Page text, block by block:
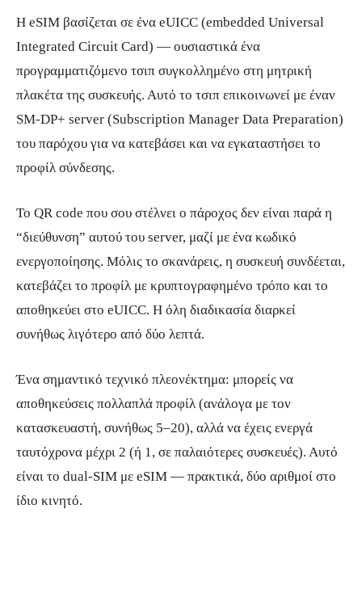
Η eSIM βασίζεται σε ένα eUICC (embedded Universal
Integrated Circuit Card) — ουσιαστικά ένα
προγραμματιζόμενο τσιπ συγκολλημένο στη μητρική
πλακέτα της συσκευής. Αυτό το τσιπ επικοινωνεί με έναν
SM-DP+ server (Subscription Manager Data Preparation)
του παρόχου για να κατεβάσει και να εγκαταστήσει το
προφίλ σύνδεσης.
Το QR code που σου στέλνει ο πάροχος δεν είναι παρά η
“διεύθυνση” αυτού του server, μαζί με ένα κωδικό
ενεργοποίησης. Μόλις το σκανάρεις, η συσκευή συνδέεται,
κατεβάζει το προφίλ με κρυπτογραφημένο τρόπο και το
αποθηκεύει στο eUICC. Η όλη διαδικασία διαρκεί
συνήθως λιγότερο από δύο λεπτά.
Ένα σημαντικό τεχνικό πλεονέκτημα: μπορείς να
αποθηκεύσεις πολλαπλά προφίλ (ανάλογα με τον
κατασκευαστή, συνήθως 5–20), αλλά να έχεις ενεργά
ταυτόχρονα μέχρι 2 (ή 1, σε παλαιότερες συσκευές). Αυτό
είναι το dual-SIM με eSIM — πρακτικά, δύο αριθμοί στο
ίδιο κινητό.